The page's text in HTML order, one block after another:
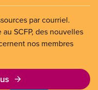
par courriel.
SCFP, des nouvelles
nos membres